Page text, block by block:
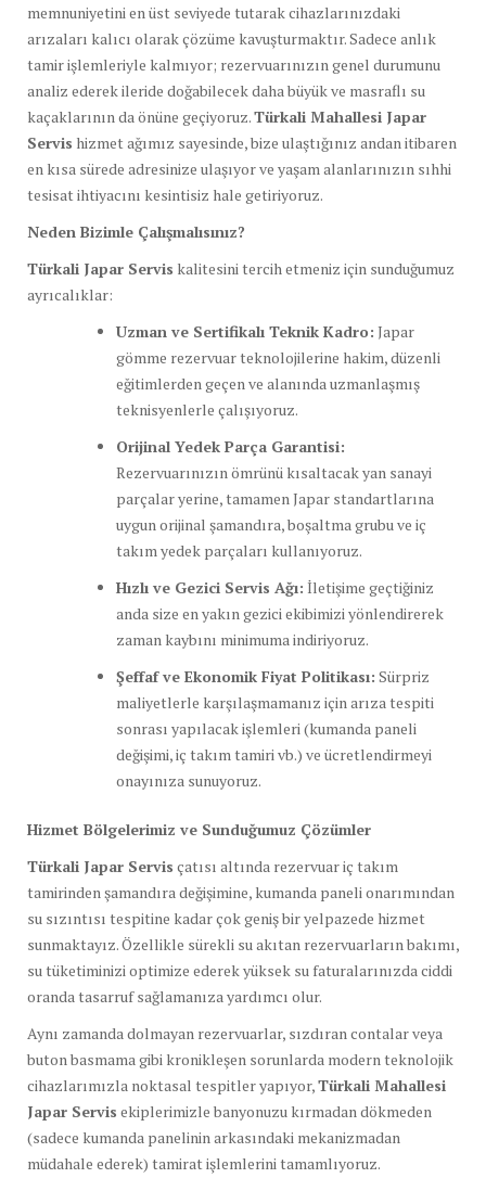
memnuniyetini en üst seviyede tutarak cihazlarınızdaki
arızaları kalıcı olarak çözüme kavuşturmaktır. Sadece anlık
tamir işlemleriyle kalmıyor; rezervuarınızın genel durumunu
analiz ederek ileride doğabilecek daha büyük ve masraflı su
kaçaklarının da önüne geçiyoruz.Türkali Mahallesi Japar
Servis hizmet ağımız sayesinde, bize ulaştığınız andan itibaren
en kısa sürede adresinize ulaşıyor ve yaşam alanlarınızın sıhhi
tesisat ihtiyacını kesintisiz hale getiriyoruz.
Neden Bizimle Çalışmalısınız?
Türkali Japar Servis kalitesini tercih etmeniz için sunduğumuz
ayrıcalıklar:
Uzman ve Sertifikalı Teknik Kadro: Japar
gömme rezervuar teknolojilerine hakim, düzenli
eğitimlerden geçen ve alanında uzmanlaşmış
teknisyenlerle çalışıyoruz.
Orijinal Yedek Parça Garantisi:
Rezervuarınızın ömrünü kısaltacak yan sanayi
parçalar yerine, tamamen Japar standartlarına
uygun orijinal şamandıra, boşaltma grubu ve iç
takım yedek parçaları kullanıyoruz.
Hızlı ve Gezici Servis Ağı: İletişime geçtiğiniz
anda size en yakın gezici ekibimizi yönlendirerek
zaman kaybını minimuma indiriyoruz.
Şeffaf ve Ekonomik Fiyat Politikası: Sürpriz
maliyetlerle karşılaşmamanız için arıza tespiti
sonrası yapılacak işlemleri (kumanda paneli
değişimi, iç takım tamiri vb.) ve ücretlendirmeyi
onayınıza sunuyoruz.
Hizmet Bölgelerimiz ve Sunduğumuz Çözümler
Türkali Japar Servis çatısı altında rezervuar iç takım
tamirinden şamandıra değişimine, kumanda paneli onarımından
su sızıntısı tespitine kadar çok geniş bir yelpazede hizmet
sunmaktayız. Özellikle sürekli su akıtan rezervuarların bakımı,
su tüketiminizi optimize ederek yüksek su faturalarınızda ciddi
oranda tasarruf sağlamanıza yardımcı olur.
Aynı zamanda dolmayan rezervuarlar, sızdıran contalar veya
buton basmama gibi kronikleşen sorunlarda modern teknolojik
cihazlarımızla noktasal tespitler yapıyor,Türkali Mahallesi
Japar Servis ekiplerimizle banyonuzu kırmadan dökmeden
(sadece kumanda panelinin arkasındaki mekanizmadan
müdahale ederek) tamirat işlemlerini tamamlıyoruz.